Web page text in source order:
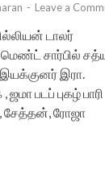
- Leave a
டாலர்
சார்பில்
இரா.
படப் புகழ் பாரி
சேத்தன், ரோஜா